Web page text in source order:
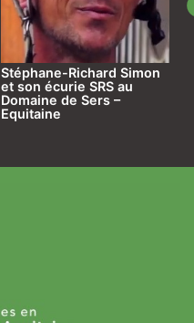
Stéphane-Richard Simon
et son écurie SRS au
Domaine de Sers –
Equitaine